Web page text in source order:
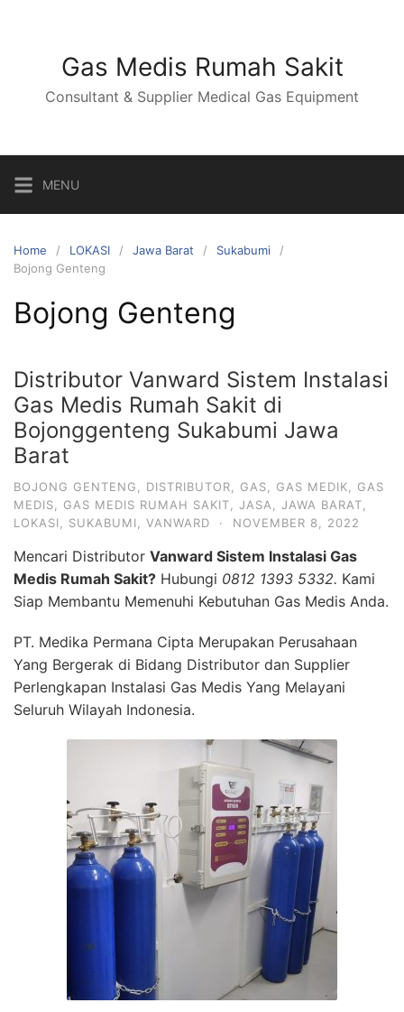
Gas Medis Rumah Sakit
Consultant & Supplier Medical Gas Equipment
MENU
Home LOKASI Jawa Barat
Sukabumi
Bojong Genteng
Bojong Genteng
Distributor Vanward Sistem Instalasi
Gas Medis Rumah Sakit di
Bojonggenteng Sukabumi Jawa
Barat
BOJONG GENTENG DISTRIBUTOR GAS GAS MEDIK
GAS
MEDIS
GAS MEDIS RUMAH SAKIT JASA JAWA BARAT
LOKASI
SUKABUMI VANWARD · NOVEMBER 8, 2022
Mencari Distributor Vanward Sistem Instalasi Gas
Medis Rumah Sakit? Hubungi 0812 1393 5332. Kami
Siap Membantu Memenuhi Kebutuhan Gas Medis Anda.
PT. Medika Permana Cipta Merupakan Perusahaan
Yang Bergerak di Bidang Distributor dan Supplier
Perlengkapan Instalasi Gas Medis Yang Melayani
Seluruh Wilayah Indonesia.